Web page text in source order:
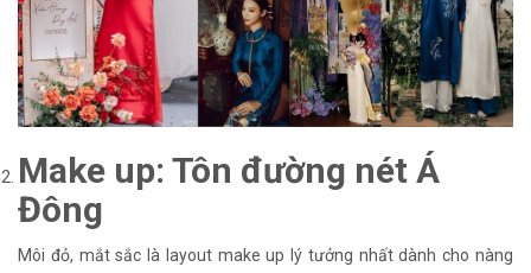
Make up: Tôn đường nét Á
Đông
Môi đỏ, mắt sắc là layout make up lý tưởng nhất dành cho nàng